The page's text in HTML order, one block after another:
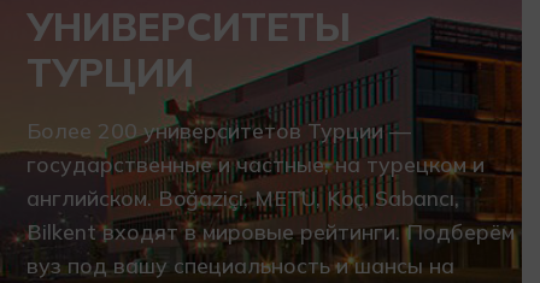
УНИВЕРСИТЕТЫ
ТУРЦИИ
Более 200 университетов Турции —
государственные и частные, на турецком и
английском. Boğaziçi, METU, Koç, Sabancı,
Bilkent входят в мировые рейтинги. Подберём
вуз под вашу специальность и шансы на